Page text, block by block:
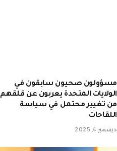
مسؤولون صحيون سابقون في
الولايات المتحدة يعربون عن قلقهم
من تغيير محتمل في سياسة
اللقاحات
ديسمبر 4, 2025